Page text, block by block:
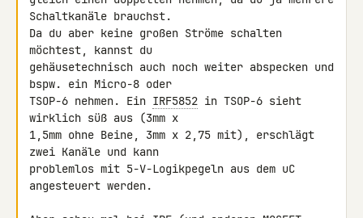
Schaltkanäle brauchst.
Da du aber keine großen Ströme schalten
möchtest, kannst du
gehäusetechnisch auch noch weiter abspecken und
bspw. ein Micro-8 oder
TSOP-6 nehmen. Ein IRF5852 in TSOP-6 sieht
wirklich süß aus (3mm x
1,5mm ohne Beine, 3mm x 2,75 mit), erschlägt
zwei Kanäle und kann
problemlos mit 5-V-Logikpegeln aus dem uC
angesteuert werden.